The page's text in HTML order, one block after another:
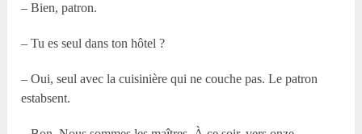
– Bien, patron.
– Tu es seul dans ton hôtel ?
– Oui, seul avec la cuisinière qui ne couche pas. Le patron
estabsent.